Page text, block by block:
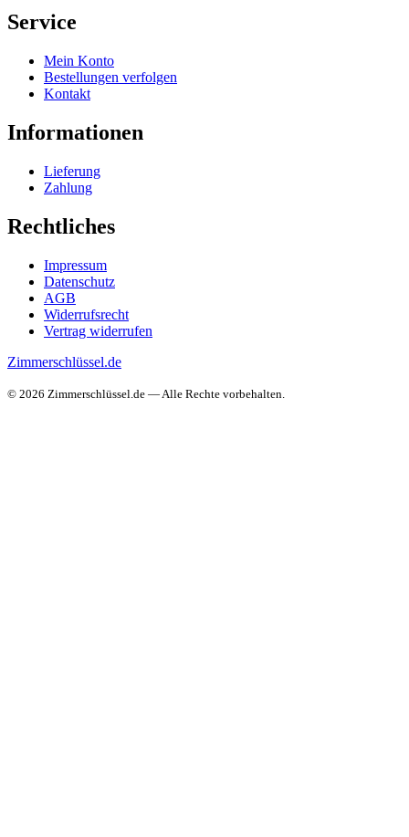
Service
Mein Konto
Bestellungen verfolgen
Kontakt
Informationen
Lieferung
Zahlung
Rechtliches
Impressum
Datenschutz
AGB
Widerrufsrecht
Vertrag widerrufen
Zimmerschlüssel.de
© 2026 Zimmerschlüssel.de — Alle Rechte vorbehalten.